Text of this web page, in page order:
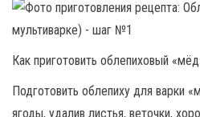
Как приготовить облепиховый
Подготовить облепиху для варки
ягоды, удалив листья, веточки,